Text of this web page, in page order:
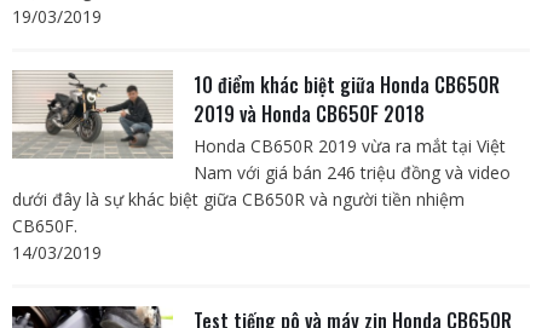
19/03/2019
10 điểm khác biệt giữa Honda CB650R
2019 và Honda CB650F 2018
Honda CB650R 2019 vừa ra mắt tại Việt
Nam với giá bán 246 triệu đồng và video
dưới đây là sự khác biệt giữa CB650R và người tiền nhiệm
CB650F.
14/03/2019
Test tiếng pô và máy zin Honda CB650R